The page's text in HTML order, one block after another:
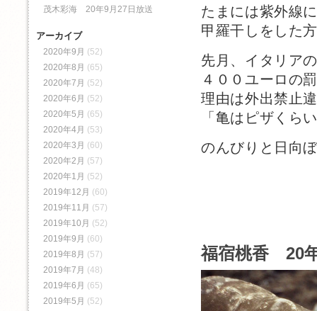
たまには紫外線
甲羅干しをした
先月、イタリア
４００ユーロの
理由は外出禁止
「亀はピザくら
のんびりと日向
福宿桃香 20
茂木彩海 20年9月27日放送
アーカイブ
2020年9月 (52)
2020年8月 (65)
2020年7月 (52)
2020年6月 (52)
2020年5月 (65)
2020年4月 (53)
2020年3月 (60)
2020年2月 (57)
2020年1月 (52)
2019年12月 (60)
2019年11月 (57)
2019年10月 (52)
2019年9月 (60)
2019年8月 (57)
2019年7月 (48)
2019年6月 (65)
2019年5月 (52)